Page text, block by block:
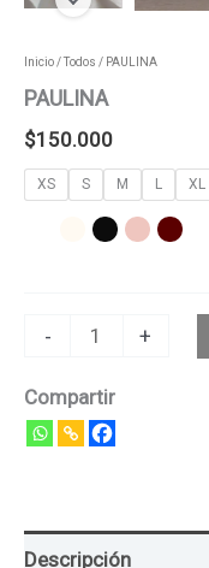
Inicio/Todos / PAULINA
PAULINA
$150.000
XS S M L XL
- +
Compartir
Descripción